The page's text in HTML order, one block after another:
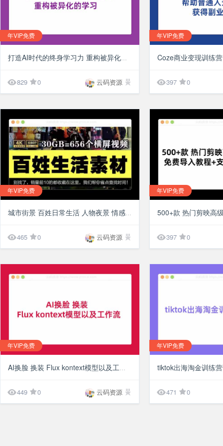
年VIP免费
829 0 云码资源
年VIP免费
397 0
年VIP免费
465 0 云码资源
年VIP免费
397 0
年VIP免费
449 0 云码资源
年VIP免费
tiktok出海淘金训练
471 0